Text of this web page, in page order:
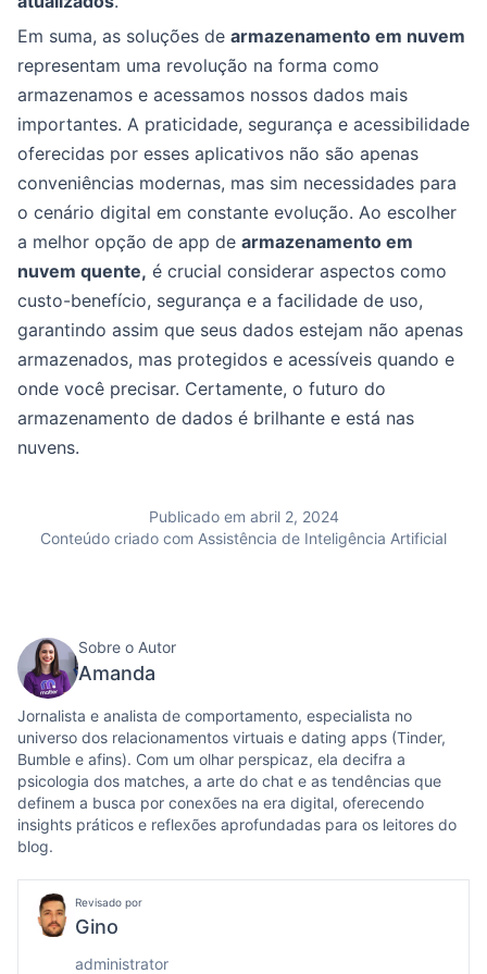
Em suma, as soluções de armazenamento em nuvem
representam uma revolução na forma como
armazenamos e acessamos nossos dados mais
importantes. A praticidade, segurança e acessibilidade
oferecidas por esses aplicativos não são apenas
conveniências modernas, mas sim necessidades para
o cenário digital em constante evolução. Ao escolher
a melhor opção de app de armazenamento em
nuvem quente, é crucial considerar aspectos como
custo-benefício, segurança e a facilidade de uso,
garantindo assim que seus dados estejam não apenas
armazenados, mas protegidos e acessíveis quando e
onde você precisar. Certamente, o futuro do
armazenamento de dados é brilhante e está nas
nuvens.
Publicado em abril 2, 2024
Conteúdo criado com Assistência de Inteligência Artificial
Sobre o Autor
Amanda
Jornalista e analista de comportamento, especialista no
universo dos relacionamentos virtuais e dating apps (Tinder,
Bumble e afins). Com um olhar perspicaz, ela decifra a
psicologia dos matches, a arte do chat e as tendências que
definem a busca por conexões na era digital, oferecendo
insights práticos e reflexões aprofundadas para os leitores do
blog.
Revisado por
Gino
administrator